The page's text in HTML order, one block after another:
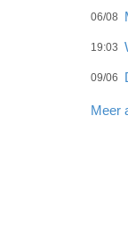
06/08
19:03
09/06
Meer